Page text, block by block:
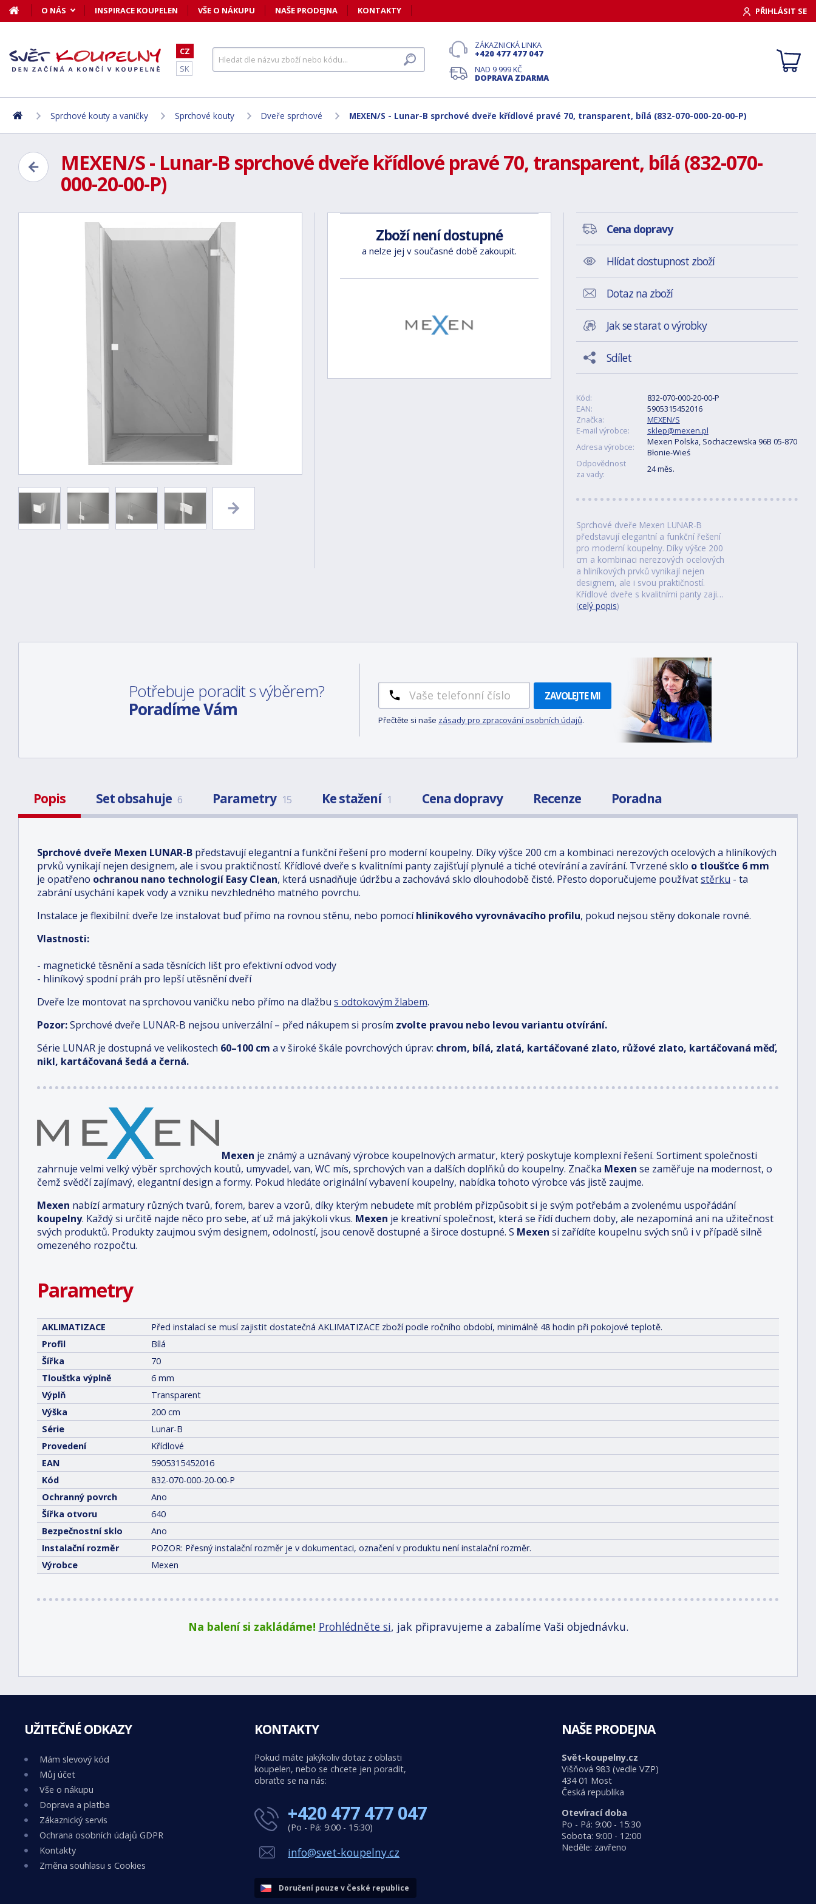
O NÁS INSPIRACE KOUPELEN VŠE O NÁKUPU NAŠE PRODEJNA KONTAKTY PŘIHLÁSIT SE
CZ
SK
ZÁKAZNICKÁ LINKA
+420 477 477 047
NAD 9 999 KČ
DOPRAVA ZDARMA
Sprchové kouty a vaničky Sprchové kouty Dveře sprchové MEXEN/S - Lunar-B sprchové dveře křídlové pravé 70, transparent, bílá (832-070-000-20-00-P)
MEXEN/S - Lunar-B sprchové dveře křídlové pravé 70, transparent, bílá (832-070-
000-20-00-P)
Zboží není dostupné
a nelze jej v současné době zakoupit.
Cena dopravy
Hlídat dostupnost zboží
Dotaz na zboží
Jak se starat o výrobky
Sdílet
Kód:
832-070-000-20-00-P
EAN:
5905315452016
Značka:
MEXEN/S
E-mail výrobce:
sklep@mexen.pl
Adresa výrobce:
Mexen Polska, Sochaczewska 96B 05-870
Błonie-Wieś
Odpovědnost
za vady:
24 měs.
Sprchové dveře Mexen LUNAR-B
představují elegantní a funkční řešení
pro moderní koupelny. Díky výšce 200
cm a kombinaci nerezových ocelových
a hliníkových prvků vynikají nejen
designem, ale i svou praktičností.
Křídlové dveře s kvalitními panty zaji…
(celý popis)
Potřebuje poradit s výběrem?
Poradíme Vám
ZAVOLEJTE MI
Přečtěte si naše zásady pro zpracování osobních údajů.
Popis Set obsahuje 6 Parametry 15 Ke stažení 1 Cena dopravy Recenze Poradna
Sprchové dveře Mexen LUNAR-B představují elegantní a funkční řešení pro moderní koupelny. Díky výšce 200 cm a kombinaci nerezových ocelových a hliníkových
prvků vynikají nejen designem, ale i svou praktičností. Křídlové dveře s kvalitními panty zajišťují plynulé a tiché otevírání a zavírání. Tvrzené sklo o tloušťce 6 mm
je opatřeno ochranou nano technologií Easy Clean, která usnadňuje údržbu a zachovává sklo dlouhodobě čisté. Přesto doporučujeme používatstěrku - ta
zabrání usychání kapek vody a vzniku nevzhledného matného povrchu.
Instalace je flexibilní: dveře lze instalovat buď přímo na rovnou stěnu, nebo pomocí hliníkového vyrovnávacího profilu, pokud nejsou stěny dokonale rovné.
Vlastnosti:
- magnetické těsnění a sada těsnících lišt pro efektivní odvod vody
- hliníkový spodní práh pro lepší utěsnění dveří
Dveře lze montovat na sprchovou vaničku nebo přímo na dlažbu s odtokovým žlabem.
Pozor:Sprchové dveře LUNAR-B nejsou univerzální – před nákupem si prosím zvolte pravou nebo levou variantu otvírání.
Série LUNAR je dostupná ve velikostech 60–100 cm a v široké škále povrchových úprav: chrom, bílá, zlatá, kartáčované zlato, růžové zlato, kartáčovaná měď,
nikl, kartáčovaná šedá a černá.
Mexen je známý a uznávaný výrobce koupelnových armatur, který poskytuje komplexní řešení. Sortiment společnosti
zahrnuje velmi velký výběr sprchových koutů, umyvadel, van, WC mís, sprchových van a dalších doplňků do koupelny. Značka Mexen se zaměřuje na modernost, o
čemž svědčí zajímavý, elegantní design a formy. Pokud hledáte originální vybavení koupelny, nabídka tohoto výrobce vás jistě zaujme.
Mexen nabízí armatury různých tvarů, forem, barev a vzorů, díky kterým nebudete mít problém přizpůsobit si je svým potřebám a zvolenému uspořádání
koupelny. Každý si určitě najde něco pro sebe, ať už má jakýkoli vkus. Mexen je kreativní společnost, která se řídí duchem doby, ale nezapomíná ani na užitečnost
svých produktů. Produkty zaujmou svým designem, odolností, jsou cenově dostupné a široce dostupné. S Mexen si zařídíte koupelnu svých snů i v případě silně
omezeného rozpočtu.
Parametry
AKLIMATIZACE
Před instalací se musí zajistit dostatečná AKLIMATIZACE zboží podle ročního období, minimálně 48 hodin při pokojové teplotě.
Profil
Bílá
Šířka
70
Tloušťka výplně
6 mm
Výplň
Transparent
Výška
200 cm
Série
Lunar-B
Provedení
Křídlové
EAN
5905315452016
Kód
832-070-000-20-00-P
Ochranný povrch
Ano
Šířka otvoru
640
Bezpečnostní sklo
Ano
Instalační rozměr
POZOR: Přesný instalační rozměr je v dokumentaci, označení v produktu není instalační rozměr.
Výrobce
Mexen
Na balení si zakládáme! Prohlédněte si, jak připravujeme a zabalíme Vaši objednávku.
UŽITEČNÉ ODKAZY
Mám slevový kód
Můj účet
Vše o nákupu
Doprava a platba
Zákaznický servis
Ochrana osobních údajů GDPR
Kontakty
Změna souhlasu s Cookies
KONTAKTY
Pokud máte jakýkoliv dotaz z oblasti
koupelen, nebo se chcete jen poradit,
obraťte se na nás:
+420 477 477 047
(Po - Pá: 9:00 - 15:30)
info@svet-koupelny.cz
Doručení pouze v České republice
NAŠE PRODEJNA
Svět-koupelny.cz
Višňová 983 (vedle VZP)
434 01 Most
Česká republika
Otevírací doba
Po - Pá: 9:00 - 15:30
Sobota: 9:00 - 12:00
Neděle: zavřeno